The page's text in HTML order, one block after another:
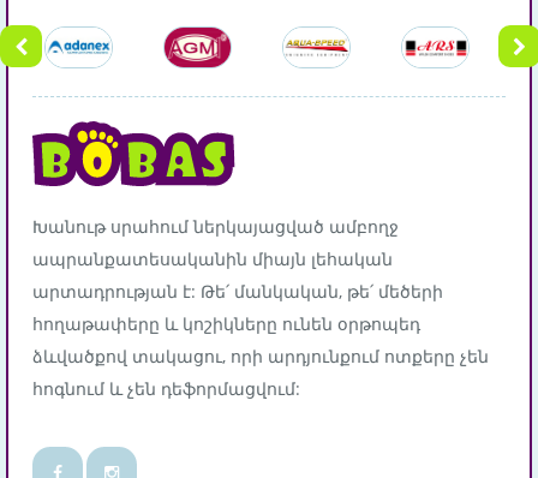
Խանութ սրահում ներկայացված ամբողջ
ապրանքատեսականին միայն լեհական
արտադրության է: Թե՛ մանկական, թե՛ մեծերի
հողաթափերը և կոշիկները ունեն օրթոպեդ
ձևվածքով տակացու, որի արդյունքում ոտքերը չեն
հոգնում և չեն դեֆորմացվում: